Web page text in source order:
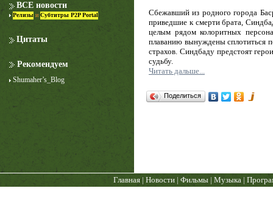
ВСЕ новости
Релизы и Субтитры P2P Portal
Цитаты
Рекомендуем
Shumaher’s_Blog
Лучше звоните Солу
Сбежавший из родного города
приведшие к смерти брата,
целым рядом колоритных
плаванию вынуждены сплотиться
страхов. Синдбаду предстоят
судьбу.
Читать дальше...
Поделиться
Главная |Новости |Фильмы |Музыка |